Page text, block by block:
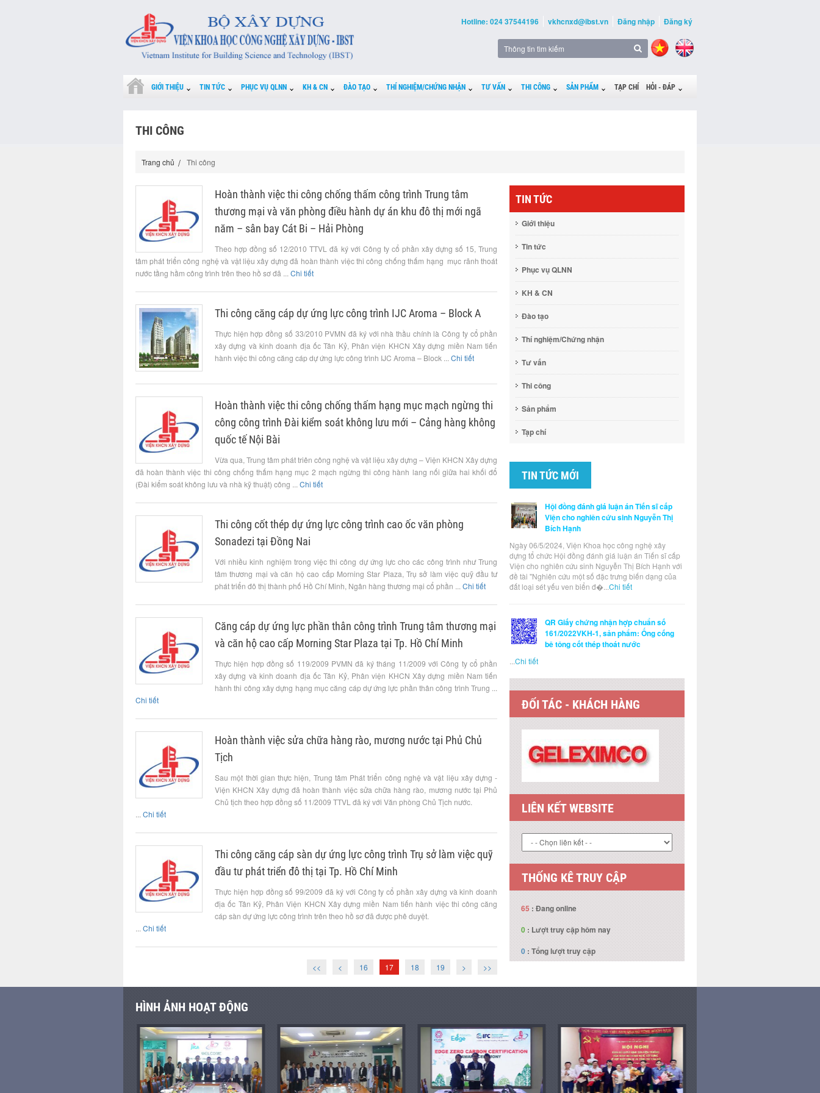
Hotline: 024 37544196 vkhcnxd@ibst.vn Đăng nhập Đăng ký
GIỚI THIỆU TIN TỨC PHỤC VỤ QLNN KH & CN ĐÀO TẠO THÍ NGHIỆM/CHỨNG NHẬN TƯ VẤN THI CÔNG SẢN PHẨM TẠP CHÍ HỎI - ĐÁP
THI CÔNG
Trang chủ Thi công
Hoàn thành việc thi công chống thấm công trình Trung tâm
thương mại và văn phòng điều hành dự án khu đô thị mới ngã
năm – sân bay Cát Bi – Hải Phòng
Theo hợp đồng số 12/2010 TTVL đã ký với Công ty cổ phần xây dựng số 15, Trung
tâm phát triển công nghệ và vật liệu xây dựng đã hoàn thành việc thi công chống thấm hạng mục rãnh thoát
nước tầng hầm công trình trên theo hồ sơ đã ... Chi tiết
Thi công căng cáp dự ứng lực công trình IJC Aroma – Block A
Thực hiện hợp đồng số 33/2010 PVMN đã ký với nhà thầu chính là Công ty cổ phần
xây dựng và kinh doanh địa ốc Tân Kỷ, Phân viện KHCN Xây dựng miền Nam tiến
hành việc thi công căng cáp dự ứng lực công trình IJC Aroma – Block ... Chi tiết
Hoàn thành việc thi công chống thấm hạng mục mạch ngừng thi
công công trình Đài kiểm soát không lưu mới – Cảng hàng không
quốc tế Nội Bài
Vừa qua, Trung tâm phát triên công nghệ và vật liệu xây dựng – Viện KHCN Xây dựng
đã hoàn thành việc thi công chống thấm hạng mục 2 mạch ngừng thi công hành lang nối giữa hai khối đổ
(Đài kiểm soát không lưu và nhà kỹ thuật) công ... Chi tiết
Thi công cốt thép dự ứng lực công trình cao ốc văn phòng
Sonadezi tại Đồng Nai
Với nhiều kinh nghiệm trong việc thi công dự ứng lực cho các công trình như Trung
tâm thương mại và căn hộ cao cấp Morning Star Plaza, Trụ sở làm việc quỹ đầu tư
phát triển đô thị thành phố Hồ Chí Minh, Ngân hàng thương mại cổ phần ... Chi tiết
Căng cáp dự ứng lực phần thân công trình Trung tâm thương mại
và căn hộ cao cấp Morning Star Plaza tại Tp. Hồ Chí Minh
Thực hiện hợp đồng số 119/2009 PVMN đã ký tháng 11/2009 với Công ty cổ phần
xây dựng và kinh doanh địa ốc Tân Kỷ, Phân viện KHCN Xây dựng miền Nam tiến
hành thi công xây dựng hạng mục căng cáp dự ứng lực phần thân công trình Trung ...
Chi tiết
Hoàn thành việc sửa chữa hàng rào, mương nước tại Phủ Chủ
Tịch
Sau một thời gian thực hiện, Trung tâm Phát triển công nghệ và vật liệu xây dựng -
Viện KHCN Xây dựng đã hoàn thành việc sửa chữa hàng rào, mương nước tại Phủ
Chủ tịch theo hợp đồng số 11/2009 TTVL đã ký với Văn phòng Chủ Tịch nước.
... Chi tiết
Thi công căng cáp sàn dự ứng lực công trình Trụ sở làm việc quỹ
đầu tư phát triển đô thị tại Tp. Hồ Chí Minh
Thực hiện hợp đồng số 99/2009 đã ký với Công ty cổ phần xây dựng và kinh doanh
địa ốc Tân Kỷ, Phân Viện KHCN Xây dựng miền Nam tiến hành việc thi công căng
cáp sàn dự ứng lực công trình trên theo hồ sơ đã được phê duyệt.
... Chi tiết
<< < 16 17 18 19 > >>
TIN TỨC
Giới thiệu
Tin tức
Phục vụ QLNN
KH & CN
Đào tạo
Thí nghiệm/Chứng nhận
Tư vấn
Thi công
Sản phẩm
Tạp chí
TIN TỨC MỚI
Hội đồng đánh giá luận án Tiến sĩ cấp
Viện cho nghiên cứu sinh Nguyễn Thị
Bích Hạnh
Ngày 06/5/2024, Viện Khoa học công nghệ xây
dựng tổ chức Hội đồng đánh giá luận án Tiến sĩ cấp
Viện cho nghiên cứu sinh Nguyễn Thị Bích Hạnh với
đề tài "Nghiên cứu một số đặc trưng biến dạng của
đất loại sét yếu ven biển đ�...Chi tiết
QR Giấy chứng nhận hợp chuẩn số
161/2022VKH-1, sản phẩm: Ống cống
bê tông cốt thép thoát nước
...Chi tiết
ĐỐI TÁC - KHÁCH HÀNG
LIÊN KẾT WEBSITE
THỐNG KÊ TRUY CẬP
65 : Đang online
HÌNH ẢNH HOẠT ĐỘNG